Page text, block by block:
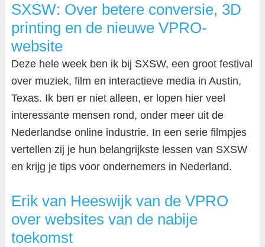
SXSW: Over betere conversie, 3D
printing en de nieuwe VPRO-
website
Deze hele week ben ik bij SXSW, een groot festival
over muziek, film en interactieve media in Austin,
Texas. Ik ben er niet alleen, er lopen hier veel
interessante mensen rond, onder meer uit de
Nederlandse online industrie. In een serie filmpjes
vertellen zij je hun belangrijkste lessen van SXSW
en krijg je tips voor ondernemers in Nederland.
Erik van Heeswijk van de VPRO
over websites van de nabije
toekomst